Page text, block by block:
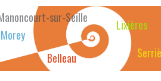
Lixières
sur-Seille
Morey
Belleau